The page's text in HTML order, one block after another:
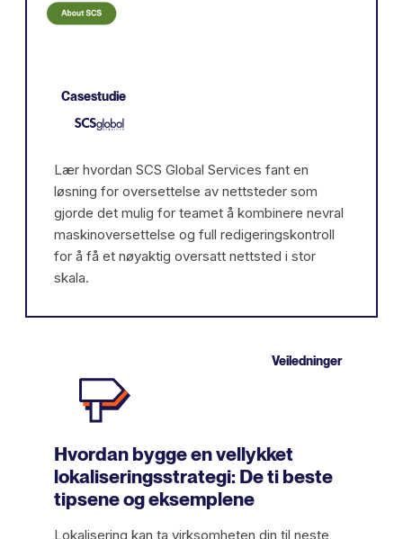
Casestudie
Lær hvordan SCS Global Services fant en
løsning for oversettelse av nettsteder som
gjorde det mulig for teamet å kombinere nevral
maskinoversettelse og full redigeringskontroll
for å få et nøyaktig oversatt nettsted i stor
skala.
Veiledninger
Hvordan bygge en vellykket
lokaliseringsstrategi: De ti beste
tipsene og eksemplene
Lokalisering kan ta virksomheten din til neste